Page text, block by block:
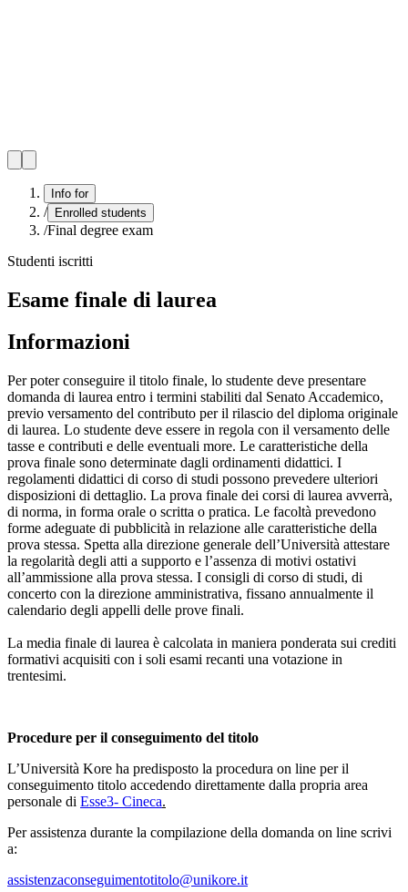
Info for
/ Enrolled students
/Final degree exam
Studenti iscritti
Esame finale di laurea
Informazioni
Per poter conseguire il titolo finale, lo studente deve presentare
domanda di laurea entro i termini stabiliti dal Senato Accademico,
previo versamento del contributo per il rilascio del diploma originale
di laurea. Lo studente deve essere in regola con il versamento delle
tasse e contributi e delle eventuali more. Le caratteristiche della
prova finale sono determinate dagli ordinamenti didattici. I
regolamenti didattici di corso di studi possono prevedere ulteriori
disposizioni di dettaglio. La prova finale dei corsi di laurea avverrà,
di norma, in forma orale o scritta o pratica. Le facoltà prevedono
forme adeguate di pubblicità in relazione alle caratteristiche della
prova stessa. Spetta alla direzione generale dell’Università attestare
la regolarità degli atti a supporto e l’assenza di motivi ostativi
all’ammissione alla prova stessa. I consigli di corso di studi, di
concerto con la direzione amministrativa, fissano annualmente il
calendario degli appelli delle prove finali.
La media finale di laurea è calcolata in maniera ponderata sui crediti
formativi acquisiti con i soli esami recanti una votazione in
trentesimi.
Procedure per il conseguimento del titolo
L’Università Kore ha predisposto la procedura on line per il
conseguimento titolo accedendo direttamente dalla propria area
personale di Esse3- Cineca.
Per assistenza durante la compilazione della domanda on line scrivi
a:
assistenzaconseguimentotitolo@unikore.it